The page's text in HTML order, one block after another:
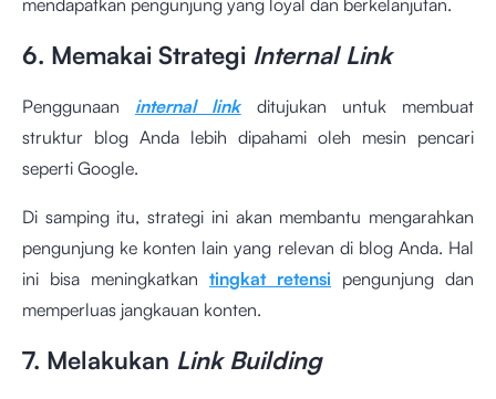
mendapatkan pengunjung yang loyal dan berkelanjutan.
6. Memakai Strategi Internal Link
Penggunaan internal link
ditujukan untuk membuat
struktur blog Anda lebih dipahami oleh mesin pencari
seperti Google.
Di samping itu, strategi ini akan membantu mengarahkan
pengunjung ke konten lain yang relevan di blog Anda. Hal
ini bisa meningkatkan tingkat retensi pengunjung dan
memperluas jangkauan konten.
7. Melakukan Link Building